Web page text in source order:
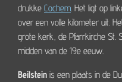
drukke Cochem . Het ligt op
over een volle kilometer uit.
grote kerk, de Pfarrkirche St.
midden van de 19e eeuw.
Beilstein is een plaats in de